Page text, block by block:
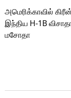
அமெரிக்காவில் கிரீன்
இந்திய H-1B
மசோதா